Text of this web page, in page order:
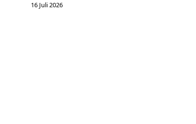
16 Juli 2026